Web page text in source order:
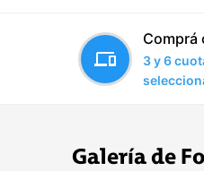
devices
Comprá
3 y 6
Galería de